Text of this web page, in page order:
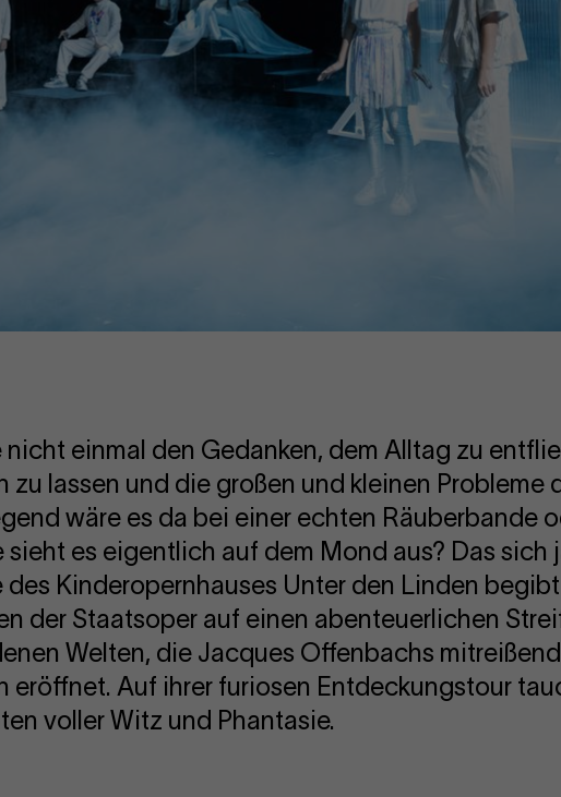
nicht einmal den Gedanken, dem Alltag zu
zu lassen und die großen und kleinen Probleme
wäre es da bei einer echten Räuberbande
sieht es eigentlich auf dem Mond aus? Das sich
des Kinderopernhauses Unter den Linden
der Staatsoper auf einen abenteuerlichen
Welten, die Jacques Offenbachs
eröffnet. Auf ihrer furiosen Entdeckungstour
voller Witz und Phantasie.